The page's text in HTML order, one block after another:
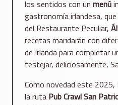
los sentidos con un menú
gastronomía irlandesa,
del Restaurante Peculiar,
recetas maridarán con
de Irlanda para completar
festejar, deliciosamente,
Como novedad este
la ruta Pub Crawl San